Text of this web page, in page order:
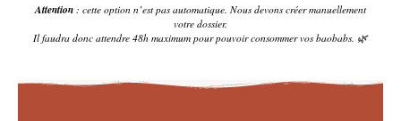
Attention : cette option n’est pas automatique. Nous devons créer manuellement
votre dossier.
Il faudra donc attendre 48h maximum pour pouvoir consommer vos baobabs. 🌿